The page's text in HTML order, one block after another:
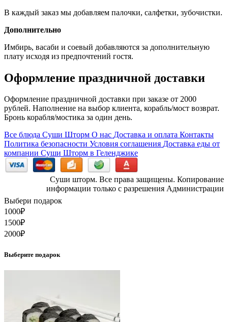
В каждый заказ мы добавляем палочки, салфетки, зубочистки.
Дополнительно
Имбирь, васаби и соевый добавляются за дополнительную
плату исходя из предпочтений гостя.
Оформление праздничной доставки
Оформление праздничной доставки при заказе от 2000
рублей. Наполнение на выбор клиента, корабль/мост возврат.
Бронь корабля/мостика за один день.
Все блюда Суши Шторм О нас Доставка и оплата Контакты
Политика безопасности Условия соглашения Доставка еды от
компании Суши Шторм в Геленджике
Суши шторм. Все права защищены. Копирование
информации только с разрешения Администрации
Выбери подарок
1000₽
1500₽
2000₽
Выберите подарок